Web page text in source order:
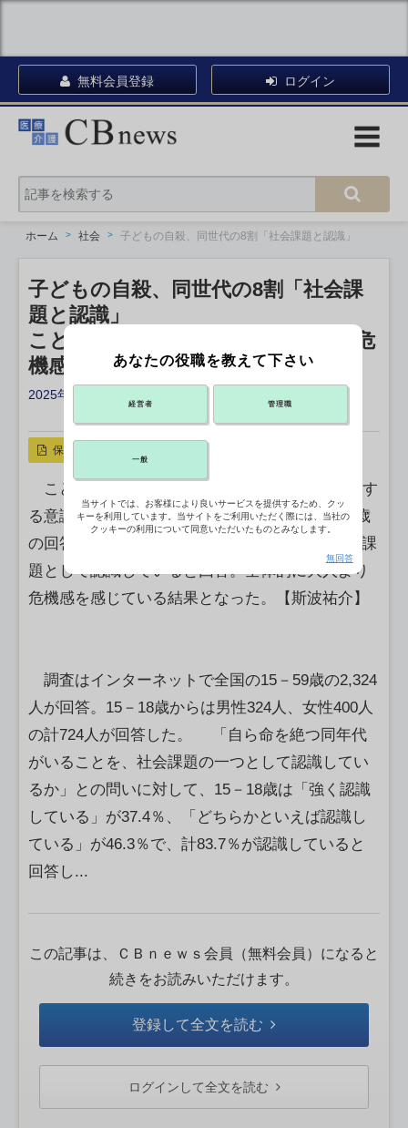
無料会員登録 ログイン
ホーム 社会 子どもの自殺、同世代の8割「社会課題と認識」
子どもの自殺、同世代の8割「社会課
題と認識」
こども家庭庁が初の調査、大人より危
機感
2025年03月03日 13:45
保存
こども家庭庁は2月28日、「こどもの自殺に関す
る意識調査」の結果を初めて公表した。15－18歳
の回答では、同世代の自殺について約8割が社会課
題として認識していると回答。全体的に大人より
危機感を感じている結果となった。【斯波祐介】
調査はインターネットで全国の15－59歳の2,324
人が回答。15－18歳からは男性324人、女性400人
の計724人が回答した。 「自ら命を絶つ同年代
がいることを、社会課題の一つとして認識してい
るか」との問いに対して、15－18歳は「強く認識
している」が37.4％、「どちらかといえば認識し
ている」が46.3％で、計83.7％が認識していると
回答し...
この記事は、ＣＢｎｅｗｓ会員（無料会員）になると
続きをお読みいただけます。
登録して全文を読む
ログインして全文を読む
あなたの役職を教えて下さい
経営者 管理職
一般
当サイトでは、お客様により良いサービスを提供するため、クッ
キーを利用しています。当サイトをご利用いただく際には、当社の
クッキーの利用について同意いただいたものとみなします。
無回答